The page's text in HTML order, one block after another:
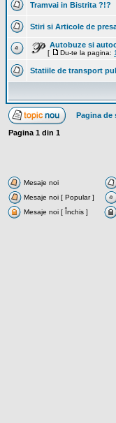
Tramvai in Bistrita ?!?
Stiri si Articole de
Autobuze si
[ Du-te la pagina: 1
Statiile de transport
Pagina de
Pagina 1 din 1
Mesaje noi
Mesaje noi [ Popular ]
Mesaje noi [ Închis ]